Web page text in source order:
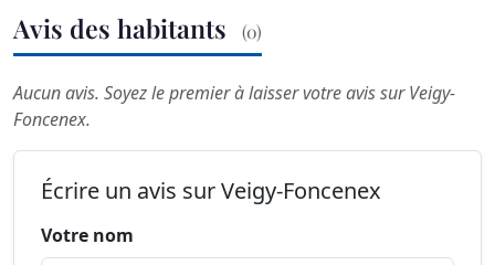
Avis des habitants (0)
Aucun avis. Soyez le premier à laisser votre avis sur Veigy-
Foncenex.
Écrire un avis sur Veigy-Foncenex
Votre nom